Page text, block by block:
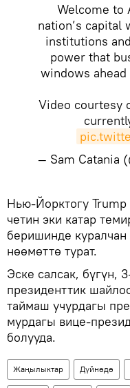
Welcome to
nation’s capital
institutions
power that
windows
Video courtesy
— Sam Catania
​Нью-Йорктогу
четин эки катар
беришинде
нөөмөттө турат.
Эске салсак, бүгүн,
президенттик
таймаш учурдагы
мурдагы вице-
болууда.
Жаңылыктар Дүйнөдө